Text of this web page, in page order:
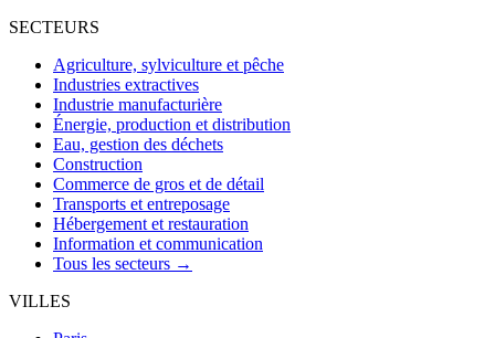
SECTEURS
Agriculture, sylviculture et pêche
Industries extractives
Industrie manufacturière
Énergie, production et distribution
Eau, gestion des déchets
Construction
Commerce de gros et de détail
Transports et entreposage
Hébergement et restauration
Information et communication
Tous les secteurs →
VILLES